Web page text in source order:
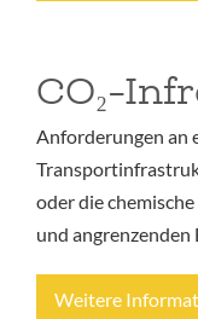
CO₂-
Anforderungen an
oder die
und angrenzenden
Weitere